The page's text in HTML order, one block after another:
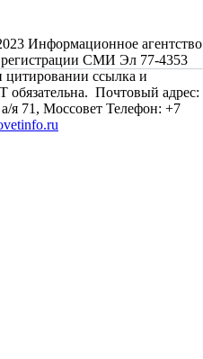
Информационное агентство
СМИ Эл 77-4353
цитировании ссылка и
Почтовый адрес:
я 71, Моссовет Телефон: +7